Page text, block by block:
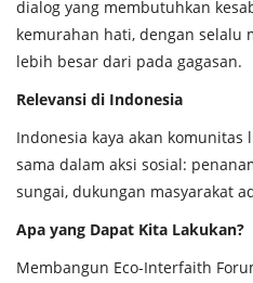
dialog yang membutuhkan
kemurahan hati, dengan selalu
lebih besar dari pada gagasan.
Relevansi di Indonesia
Indonesia kaya akan komunitas
sama dalam aksi sosial:
sungai, dukungan masyarakat
Apa yang Dapat Kita Lakukan?
Membangun Eco-Interfaith